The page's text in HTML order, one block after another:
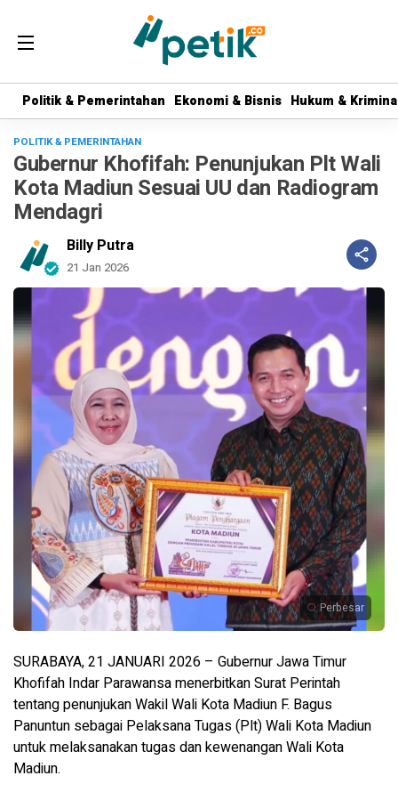
Politik & Pemerintahan Ekonomi & Bisnis Hukum &
Politik & Pemerintahan Ekonomi & Bisnis Hukum &
POLITIK & PEMERINTAHAN
Gubernur Khofifah: Penunjukan Plt Wali
Kota Madiun Sesuai UU dan Radiogram
Mendagri
Billy Putra
21 Jan 2026
Perbesar
SURABAYA, 21 JANUARI 2026 – Gubernur Jawa Timur
Khofifah Indar Parawansa menerbitkan Surat Perintah
tentang penunjukan Wakil Wali Kota Madiun F. Bagus
Panuntun sebagai Pelaksana Tugas (Plt) Wali Kota Madiun
untuk melaksanakan tugas dan kewenangan Wali Kota
Madiun.